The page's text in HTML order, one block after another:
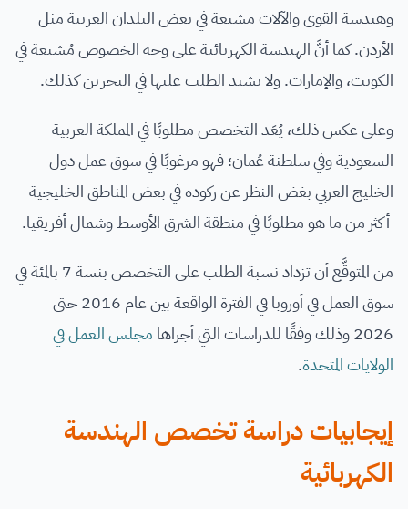
وهندسة القوى والآلات مشبعة في بعض البلدان العربية مثل
الأردن. كما أنَّ الهندسة الكهربائية على وجه الخصوص مُشبعة في
الكويت، والإمارات. ولا يشتد الطلب عليها في البحرين كذلك.
وعلى عكس ذلك، يُعَد التخصص مطلوبًا في المملكة العربية
السعودية وفي سلطنة عُمان؛ فهو مرغوبًا في سوق عمل دول
الخليج العربي بغض النظر عن ركوده في بعض المناطق الخليجية
أكثر من ما هو مطلوبًا في منطقة الشرق الأوسط وشمال أفريقيا.
من المتوقَّع أن تزداد نسبة الطلب على التخصص بنسة 7 بالمئة في
سوق العمل في أوروبا في الفترة الواقعة بين عام 2016 حتى
2026 وذلك وفقًا للدراسات التي أجراها
مجلس العمل في
الولايات المتحدة.
إيجابيات دراسة تخصص الهندسة
الكهربائية